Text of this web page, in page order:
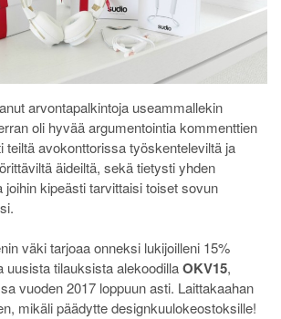
arvontapalkintoja useammallekin
oli hyvää argumentointia kommenttien
teiltä avokonttorissa työskenteleviltä ja
äideiltä, sekä tietysti yhden
joihin kipeästi tarvittaisi toiset sovun
väki tarjoaa onneksi lukijoilleni 15%
uusista tilauksista alekoodillaOKV15,
vuoden 2017 loppuun asti. Laittakaahan
mikäli päädytte designkuulokeostoksille!